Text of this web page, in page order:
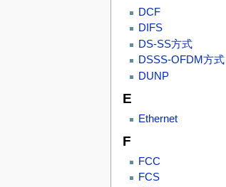
DCF
DIFS
DS-SS方式
DSSS-OFDM方式
DUNP
E
Ethernet
F
FCC
FCS